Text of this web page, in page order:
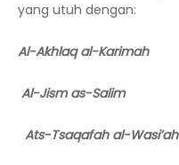
yang utuh dengan:
Al-Akhlaq al-Karimah
Al-Jism as-Salim
Ats-Tsaqafah al-Wasi’ah